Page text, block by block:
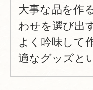
大事な品を作
わせを選び出
よく吟味して
適なグッズと